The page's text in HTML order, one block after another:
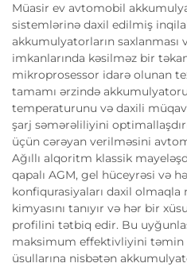
Müasir ev avtomobil
sistemlərinə daxil edilmiş
akkumulyatorların saxlanması
imkanlarında kəsilməz bir
mikroprosessor idarə olunan
tamamı ərzində
temperaturunu və daxili
şarj səmərəliliyini
üçün cərəyan verilməsini
Ağıllı alqoritm klassik
qapalı AGM, gel hüceyrəsi və
konfiqurasiyaları daxil
kimyasını tanıyır və hər bir
profilini tətbiq edir. Bu
maksimum effektivliyini təmin
üsullarına nisbətən